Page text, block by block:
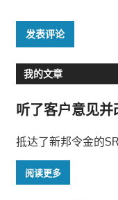
我的文章
听了客户意见
抵达了新邦令金的
阅读更多